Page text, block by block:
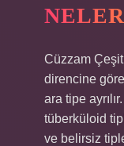
Cüzzam
direncine
ara tipe
tüberküloid
ve belirsiz